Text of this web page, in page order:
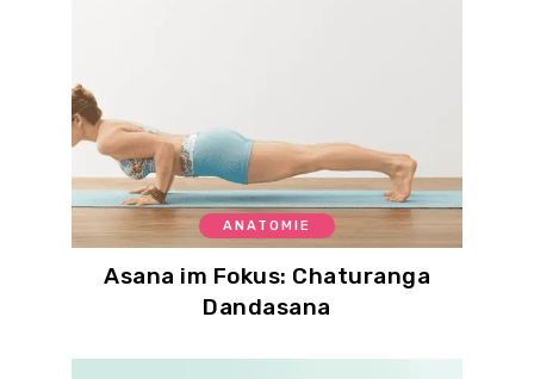
ANATOMIE
Asana im Fokus: Chaturanga
Dandasana